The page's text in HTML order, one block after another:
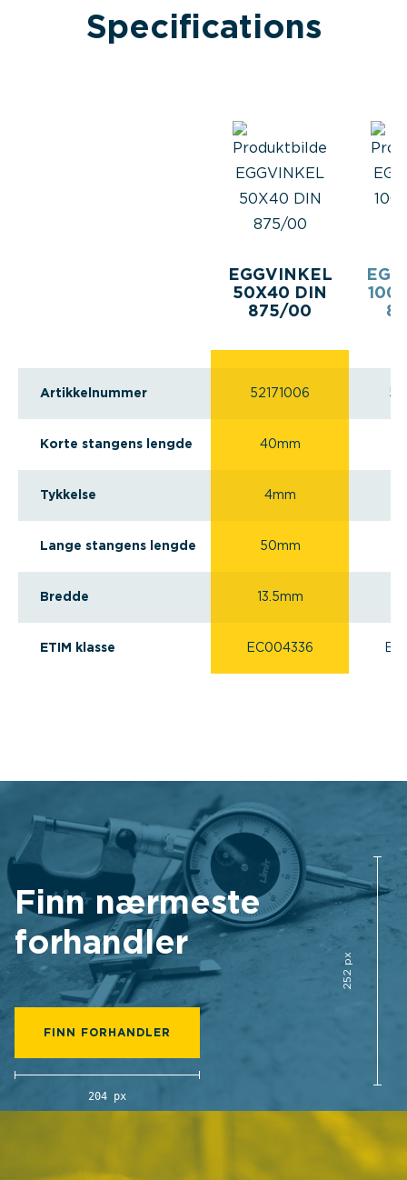
Specifications
Artikkelnummer
Korte stangens lengde
Tykkelse
Lange stangens lengde
Bredde
ETIM klasse
EGGVINKEL
50X40 DIN
875/00
52171006
40mm
4mm
50mm
13.5mm
EC004336
Finn nærmeste
forhandler
FINN FORHANDLER
204 px
252 px